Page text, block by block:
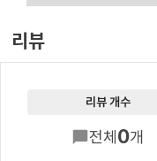
리뷰
리뷰 개수
전체 0개